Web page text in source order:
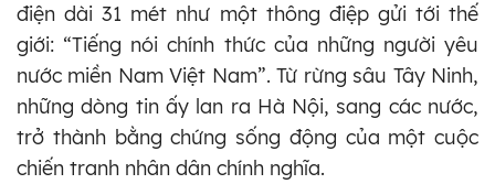
điện dài 31 mét như một thông điệp gửi tới thế
giới: “Tiếng nói chính thức của những người yêu
nước miền Nam Việt Nam”. Từ rừng sâu Tây Ninh,
những dòng tin ấy lan ra Hà Nội, sang các nước,
trở thành bằng chứng sống động của một cuộc
chiến tranh nhân dân chính nghĩa.